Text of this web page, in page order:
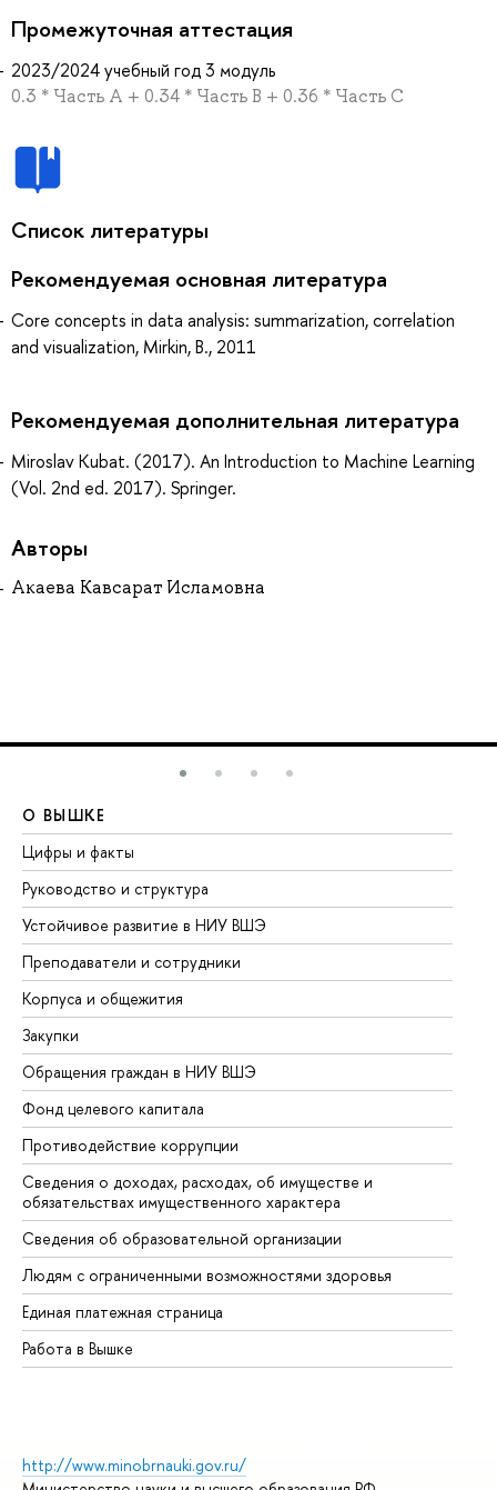
Промежуточная аттестация
2023/2024 учебный год 3 модуль
0.3 * Часть А + 0.34 * Часть В + 0.36 * Часть С
Список литературы
Рекомендуемая основная литература
Core concepts in data analysis: summarization, correlation
and visualization, Mirkin, B., 2011
Рекомендуемая дополнительная литература
Miroslav Kubat. (2017). An Introduction to Machine Learning
(Vol. 2nd ed. 2017). Springer.
Авторы
Акаева Кавсарат Исламовна
О ВЫШКЕ
Цифры и факты
Руководство и структура
Устойчивое развитие в НИУ ВШЭ
Преподаватели и сотрудники
Корпуса и общежития
Закупки
Обращения граждан в НИУ ВШЭ
Фонд целевого капитала
Противодействие коррупции
Сведения о доходах, расходах, об имуществе и
обязательствах имущественного характера
Сведения об образовательной организации
Людям с ограниченными возможностями здоровья
Единая платежная страница
Работа в Вышке
http://www.minobrnauki.gov.ru/